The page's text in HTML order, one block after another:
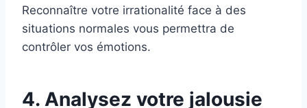
Reconnaître votre irrationalité face à des
situations normales vous permettra de
contrôler vos émotions.
4. Analysez votre jalousie